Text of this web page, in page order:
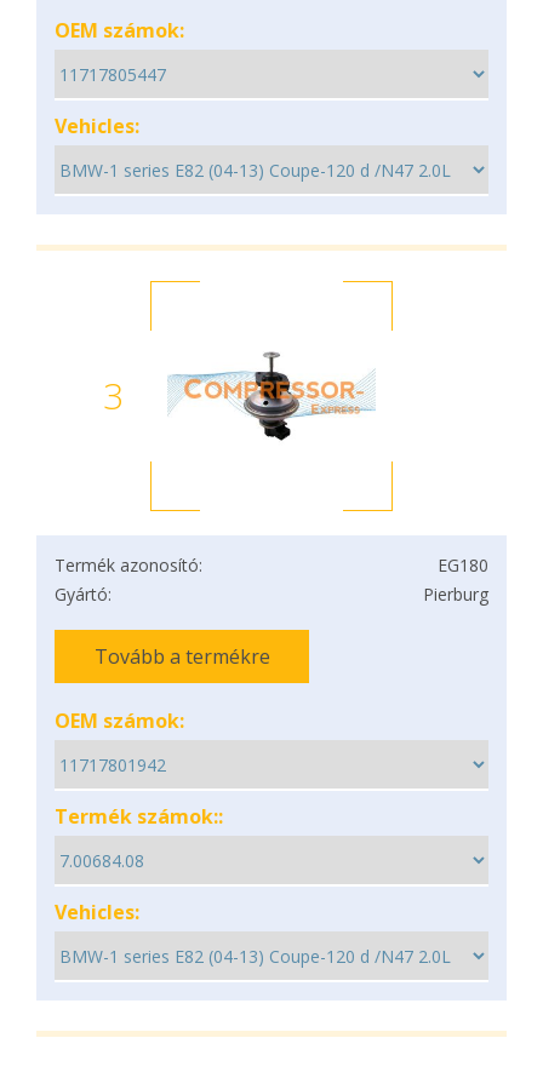
OEM számok:
Vehicles:
3
Termék azonosító:
EG180
Gyártó:
Pierburg
Tovább a termékre
OEM számok:
Termék számok::
Vehicles: